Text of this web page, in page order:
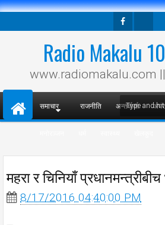
Radio Makalu
www.radiomakalu.com
समाचार राजनीति अन्तर्वार्ता
महरा र चिनियाँ
8/17/2016 04:40:00 PM